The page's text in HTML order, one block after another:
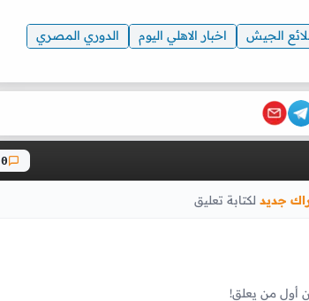
الجيش اخبار الاهلي اليوم
الدوري المصري
0
جديد لكتابة تعليق
أول من يعلق!